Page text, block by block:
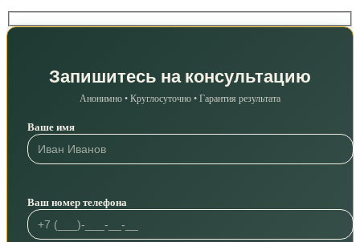
Запишитесь на консультацию
Анонимно • Круглосуточно • Гарантия результата
Ваше имя
Ваш номер телефона